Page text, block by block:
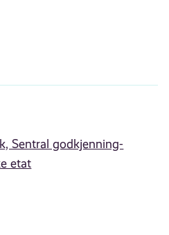
Sentral godkjenning-
etat